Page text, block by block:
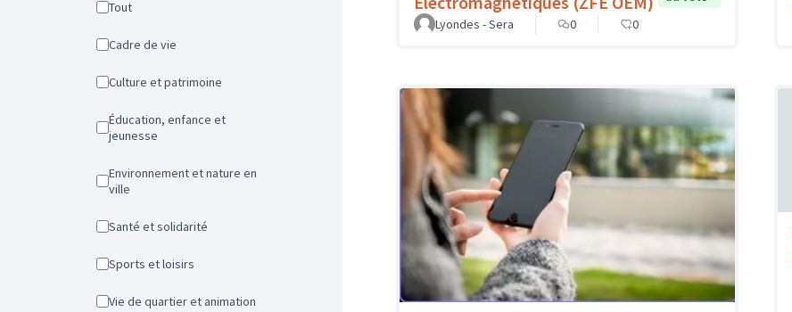
Tout
Cadre de vie
Culture et patrimoine
Éducation, enfance et
jeunesse
Environnement et nature en
ville
Santé et solidarité
Sports et loisirs
Vie de quartier et animation
Lyondes - Sera
0 0